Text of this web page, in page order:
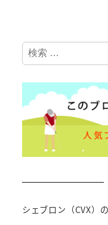
検
索
シェブロン（CVX）